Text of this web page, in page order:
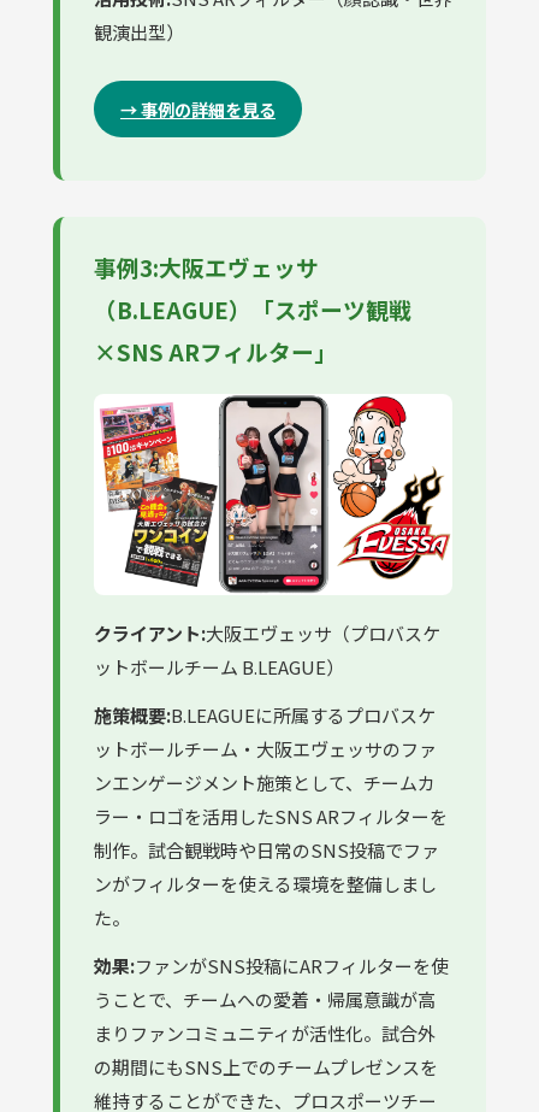
観演出型）
→ 事例の詳細を見る
事例3:大阪エヴェッサ
（B.LEAGUE）「スポーツ観戦
×SNS ARフィルター」
クライアント:大阪エヴェッサ（プロバスケ
ットボールチーム B.LEAGUE）
施策概要:B.LEAGUEに所属するプロバスケ
ットボールチーム・大阪エヴェッサのファ
ンエンゲージメント施策として、チームカ
ラー・ロゴを活用したSNS ARフィルターを
制作。試合観戦時や日常のSNS投稿でファ
ンがフィルターを使える環境を整備しまし
た。
効果:ファンがSNS投稿にARフィルターを使
うことで、チームへの愛着・帰属意識が高
まりファンコミュニティが活性化。試合外
の期間にもSNS上でのチームプレゼンスを
維持することができた、プロスポーツチー